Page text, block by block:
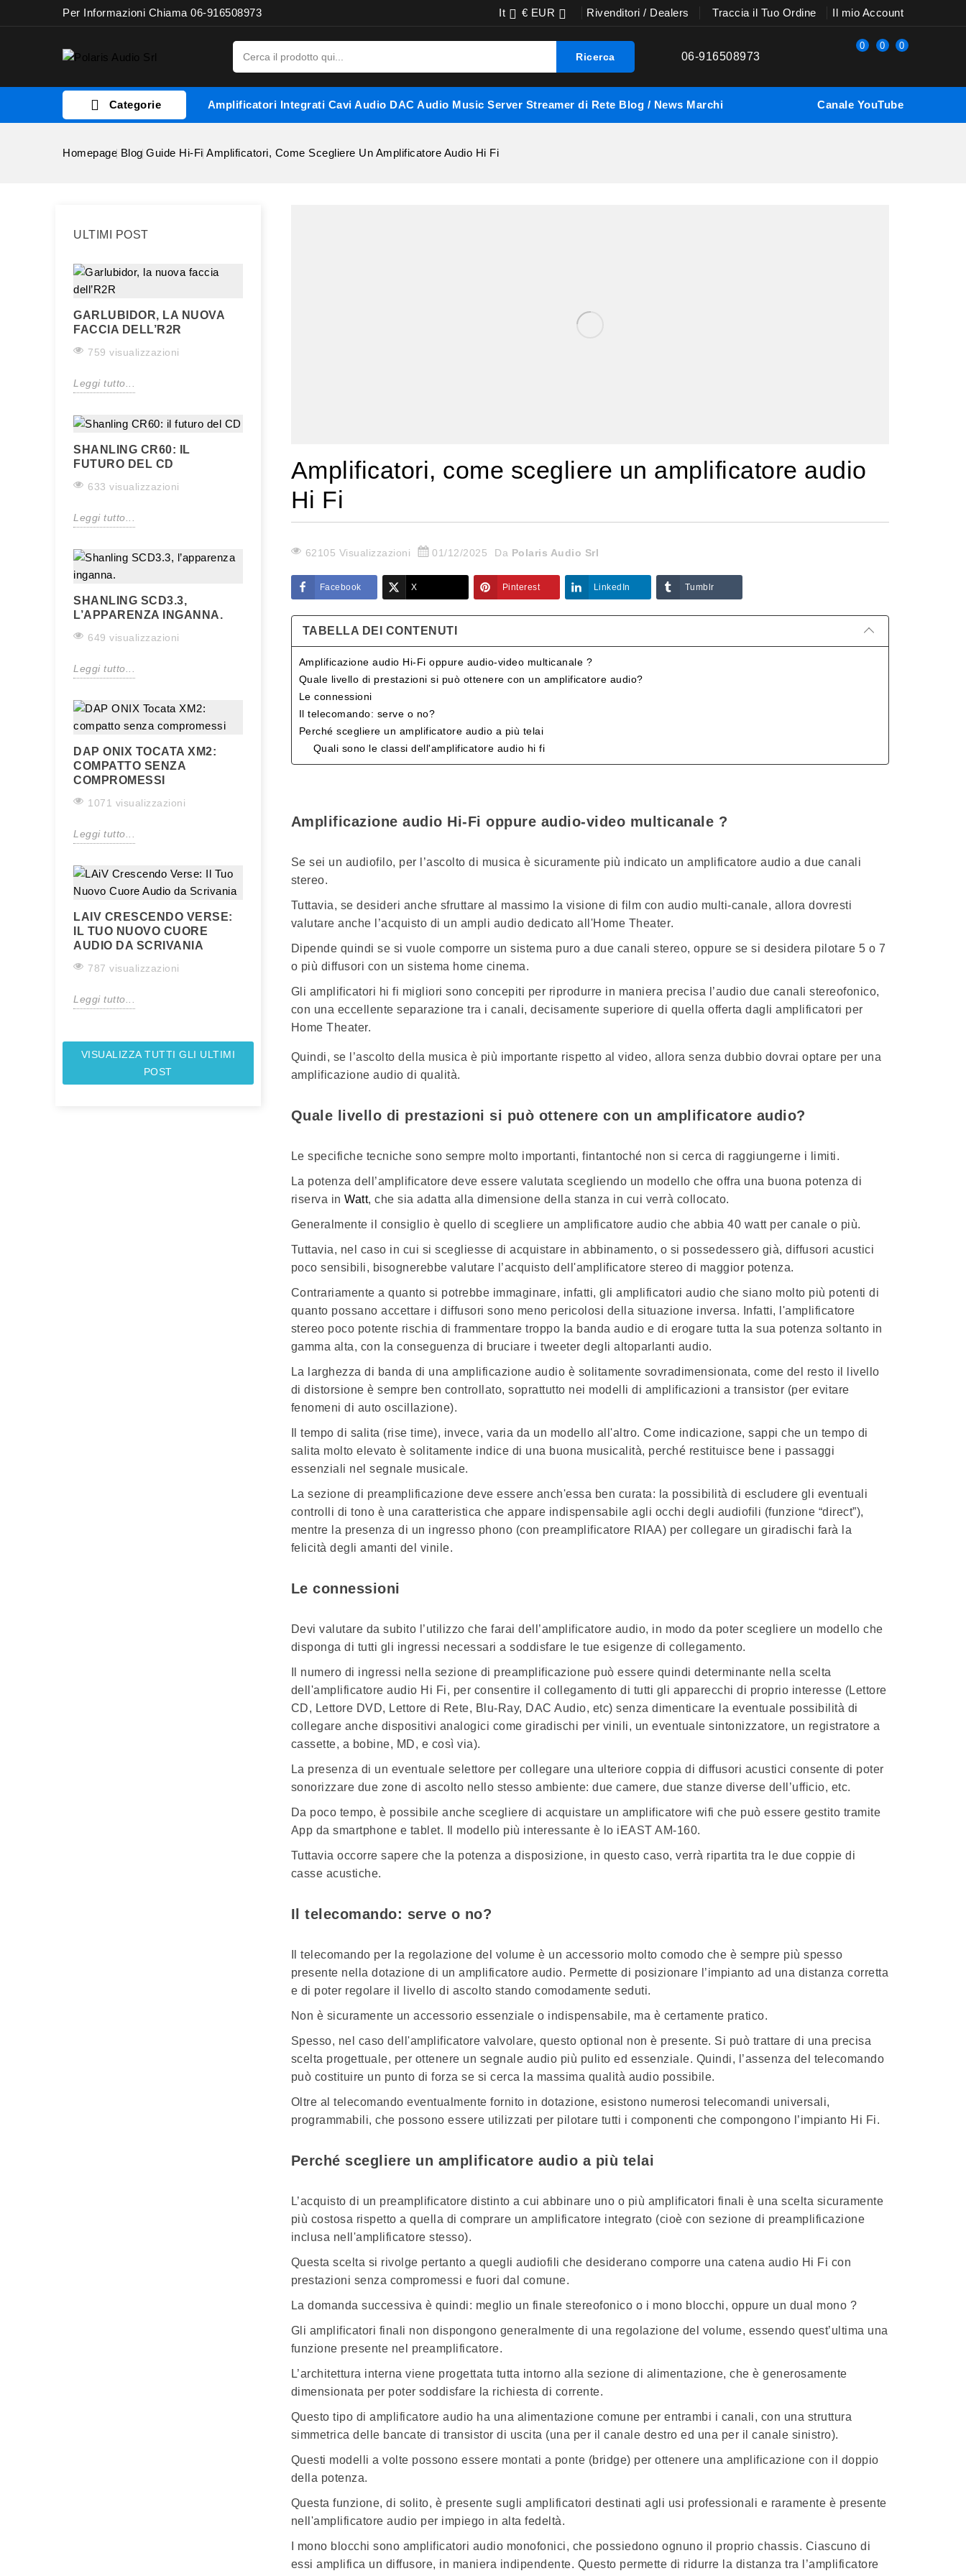
Per Informazioni Chiama 06-916508973 It  € EUR  Rivenditori / Dealers Traccia il Tuo Ordine Il mio Account
Ricerca 06-916508973
0 0 0
 Categorie Amplificatori Integrati Cavi Audio DAC Audio Music Server Streamer di Rete Blog / News Marchi Canale YouTube
Homepage Blog Guide Hi-Fi Amplificatori, Come Scegliere Un Amplificatore Audio Hi Fi
ULTIMI POST
GARLUBIDOR, LA NUOVA
FACCIA DELL’R2R
759 visualizzazioni
Leggi tutto...
SHANLING CR60: IL
FUTURO DEL CD
633 visualizzazioni
Leggi tutto...
SHANLING SCD3.3,
L’APPARENZA INGANNA.
649 visualizzazioni
Leggi tutto...
DAP ONIX TOCATA XM2:
COMPATTO SENZA
COMPROMESSI
1071 visualizzazioni
Leggi tutto...
LAIV CRESCENDO VERSE:
IL TUO NUOVO CUORE
AUDIO DA SCRIVANIA
787 visualizzazioni
Leggi tutto...
VISUALIZZA TUTTI GLI ULTIMI
POST
Amplificatori, come scegliere un amplificatore audio
Hi Fi
62105 Visualizzazioni 01/12/2025 Da Polaris Audio Srl
Facebook X Pinterest LinkedIn Tumblr
TABELLA DEI CONTENUTI
Amplificazione audio Hi-Fi oppure audio-video multicanale ?
Quale livello di prestazioni si può ottenere con un amplificatore audio?
Le connessioni
Il telecomando: serve o no?
Perché scegliere un amplificatore audio a più telai
Quali sono le classi dell'amplificatore audio hi fi
Amplificazione audio Hi-Fi oppure audio-video multicanale ?
Se sei un audiofilo, per l’ascolto di musica è sicuramente più indicato un amplificatore audio a due canali
stereo.
Tuttavia, se desideri anche sfruttare al massimo la visione di film con audio multi-canale, allora dovresti
valutare anche l’acquisto di un ampli audio dedicato all'Home Theater.
Dipende quindi se si vuole comporre un sistema puro a due canali stereo, oppure se si desidera pilotare 5 o 7
o più diffusori con un sistema home cinema.
Gli amplificatori hi fi migliori sono concepiti per riprodurre in maniera precisa l’audio due canali stereofonico,
con una eccellente separazione tra i canali, decisamente superiore di quella offerta dagli amplificatori per
Home Theater.
Quindi, se l’ascolto della musica è più importante rispetto al video, allora senza dubbio dovrai optare per una
amplificazione audio di qualità.
Quale livello di prestazioni si può ottenere con un amplificatore audio?
Le specifiche tecniche sono sempre molto importanti, fintantoché non si cerca di raggiungerne i limiti.
La potenza dell’amplificatore deve essere valutata scegliendo un modello che offra una buona potenza di
riserva in Watt, che sia adatta alla dimensione della stanza in cui verrà collocato.
Generalmente il consiglio è quello di scegliere un amplificatore audio che abbia 40 watt per canale o più.
Tuttavia, nel caso in cui si scegliesse di acquistare in abbinamento, o si possedessero già, diffusori acustici
poco sensibili, bisognerebbe valutare l’acquisto dell'amplificatore stereo di maggior potenza.
Contrariamente a quanto si potrebbe immaginare, infatti, gli amplificatori audio che siano molto più potenti di
quanto possano accettare i diffusori sono meno pericolosi della situazione inversa. Infatti, l'amplificatore
stereo poco potente rischia di frammentare troppo la banda audio e di erogare tutta la sua potenza soltanto in
gamma alta, con la conseguenza di bruciare i tweeter degli altoparlanti audio.
La larghezza di banda di una amplificazione audio è solitamente sovradimensionata, come del resto il livello
di distorsione è sempre ben controllato, soprattutto nei modelli di amplificazioni a transistor (per evitare
fenomeni di auto oscillazione).
tempo di salita (rise time), invece, varia da un modello all'altro. Come indicazione, sappi che un tempo di
salita molto elevato è solitamente indice di una buona musicalità, perché restituisce bene i passaggi
essenziali nel segnale musicale.
La sezione di preamplificazione deve essere anch'essa ben curata: la possibilità di escludere gli eventuali
controlli di tono è una caratteristica che appare indispensabile agli occhi degli audiofili (funzione “direct”),
mentre la presenza di un ingresso phono (con preamplificatore RIAA) per collegare un giradischi farà la
felicità degli amanti del vinile.
Le connessioni
Devi valutare da subito l’utilizzo che farai dell’amplificatore audio, in modo da poter scegliere un modello che
disponga di tutti gli ingressi necessari a soddisfare le tue esigenze di collegamento.
numero di ingressi nella sezione di preamplificazione può essere quindi determinante nella scelta
dell'amplificatore audio Hi Fi, per consentire il collegamento di tutti gli apparecchi di proprio interesse (Lettore
CD, Lettore DVD, Lettore di Rete, Blu-Ray, DAC Audio, etc) senza dimenticare la eventuale possibilità di
collegare anche dispositivi analogici come giradischi per vinili, un eventuale sintonizzatore, un registratore a
cassette, a bobine, MD, e così via).
La presenza di un eventuale selettore per collegare una ulteriore coppia di diffusori acustici consente di poter
sonorizzare due zone di ascolto nello stesso ambiente: due camere, due stanze diverse dell’ufficio, etc.
Da poco tempo, è possibile anche scegliere di acquistare un amplificatore wifi che può essere gestito tramite
App da smartphone e tablet. Il modello più interessante è lo iEAST AM-160.
Tuttavia occorre sapere che la potenza a disposizione, in questo caso, verrà ripartita tra le due coppie di
casse acustiche.
Il telecomando: serve o no?
telecomando per la regolazione del volume è un accessorio molto comodo che è sempre più spesso
presente nella dotazione di un amplificatore audio. Permette di posizionare l’impianto ad una distanza corretta
e di poter regolare il livello di ascolto stando comodamente seduti.
Non è sicuramente un accessorio essenziale o indispensabile, ma è certamente pratico.
Spesso, nel caso dell'amplificatore valvolare, questo optional non è presente. Si può trattare di una precisa
scelta progettuale, per ottenere un segnale audio più pulito ed essenziale. Quindi, l’assenza del telecomando
può costituire un punto di forza se si cerca la massima qualità audio possibile.
Oltre al telecomando eventualmente fornito in dotazione, esistono numerosi telecomandi universali,
programmabili, che possono essere utilizzati per pilotare tutti i componenti che compongono l’impianto Hi Fi.
Perché scegliere un amplificatore audio a più telai
L’acquisto di un preamplificatore distinto a cui abbinare uno o più amplificatori finali è una scelta sicuramente
più costosa rispetto a quella di comprare un amplificatore integrato (cioè con sezione di preamplificazione
inclusa nell'amplificatore stesso).
Questa scelta si rivolge pertanto a quegli audiofili che desiderano comporre una catena audio Hi Fi con
prestazioni senza compromessi e fuori dal comune.
La domanda successiva è quindi: meglio un finale stereofonico o i mono blocchi, oppure un dual mono ?
Gli amplificatori finali non dispongono generalmente di una regolazione del volume, essendo quest’ultima una
funzione presente nel preamplificatore.
L’architettura interna viene progettata tutta intorno alla sezione di alimentazione, che è generosamente
dimensionata per poter soddisfare la richiesta di corrente.
Questo tipo di amplificatore audio ha una alimentazione comune per entrambi i canali, con una struttura
simmetrica delle bancate di transistor di uscita (una per il canale destro ed una per il canale sinistro).
Questi modelli a volte possono essere montati a ponte (bridge) per ottenere una amplificazione con il doppio
della potenza.
Questa funzione, di solito, è presente sugli amplificatori destinati agli usi professionali e raramente è presente
nell'amplificatore audio per impiego in alta fedeltà.
I mono blocchi sono amplificatori audio monofonici, che possiedono ognuno il proprio chassis. Ciascuno di
essi amplifica un diffusore, in maniera indipendente. Questo permette di ridurre la distanza tra l’amplificatore